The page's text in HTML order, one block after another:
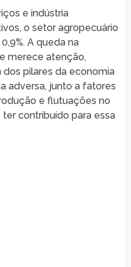
e indústria
o setor agropecuário
A queda na
merece atenção,
pilares da economia
adversa, junto a fatores
e flutuações no
contribuído para essa